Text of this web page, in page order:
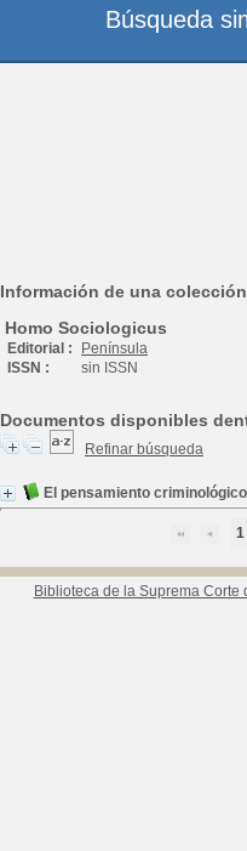
Información de una colección
Homo Sociologicus
Editorial :
Península
ISSN :
sin ISSN
Documentos disponibles
Refinar búsqueda
El pensamiento criminológico I
1
Biblioteca de la Suprema Corte
Búsqueda